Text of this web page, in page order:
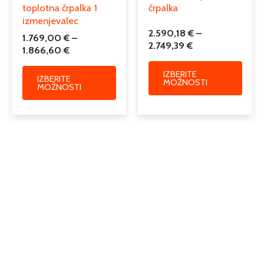
toplotna črpalka 1
izmenjevalec
1.769,00€ –
1.866,60€
IZBERITE
MOŽNOSTI
črpalka
2.590,18€ –
2.749,39€
IZBERITE
MOŽNOSTI